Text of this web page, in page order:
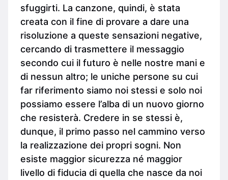
sfuggirti. La canzone, quindi, è stata
creata con il fine di provare a dare una
risoluzione a queste sensazioni negative,
cercando di trasmettere il messaggio
secondo cui il futuro è nelle nostre mani e
di nessun altro; le uniche persone su cui
far riferimento siamo noi stessi e solo noi
possiamo essere l’alba di un nuovo giorno
che resisterà. Credere in se stessi è,
dunque, il primo passo nel cammino verso
la realizzazione dei propri sogni. Non
esiste maggior sicurezza né maggior
livello di fiducia di quella che nasce da noi